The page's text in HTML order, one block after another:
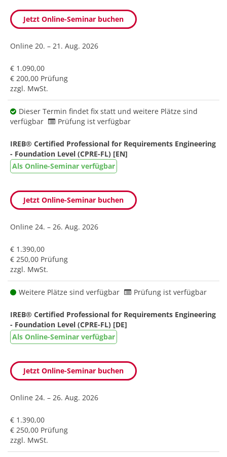
Jetzt Online-Seminar buchen
Online 20. – 21. Aug. 2026
€ 1.090,00
€ 200,00 Prüfung
zzgl. MwSt.
Dieser Termin findet fix statt und weitere Plätze sind
verfügbar
Prüfung ist verfügbar
IREB® Certified Professional for Requirements Engineering
- Foundation Level (CPRE-FL) [EN]
Als Online-Seminar verfügbar
Jetzt Online-Seminar buchen
Online 24. – 26. Aug. 2026
€ 1.390,00
€ 250,00 Prüfung
zzgl. MwSt.
Weitere Plätze sind verfügbar Prüfung ist verfügbar
IREB® Certified Professional for Requirements Engineering
- Foundation Level (CPRE-FL) [DE]
Als Online-Seminar verfügbar
Jetzt Online-Seminar buchen
Online 24. – 26. Aug. 2026
€ 1.390,00
€ 250,00 Prüfung
zzgl. MwSt.